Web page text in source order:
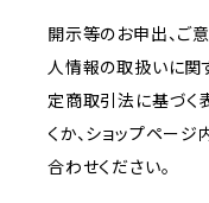
開示等のお申出、ご
人情報の取扱いに関
定商取引法に基づく
くか、ショップペー
合わせください。